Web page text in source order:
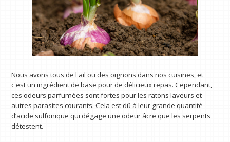
Nous avons tous de l'ail ou des oignons dans nos cuisines, et
c'est un ingrédient de base pour de délicieux repas. Cependant,
ces odeurs parfumées sont fortes pour les ratons laveurs et
autres parasites courants. Cela est dû à leur grande quantité
d’acide sulfonique qui dégage une odeur âcre que les serpents
détestent.